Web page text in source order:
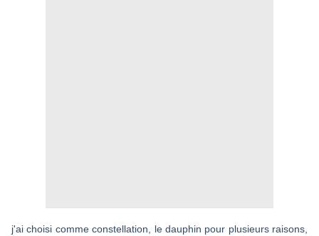
j'ai choisi comme constellation, le dauphin pour plusieurs raisons,